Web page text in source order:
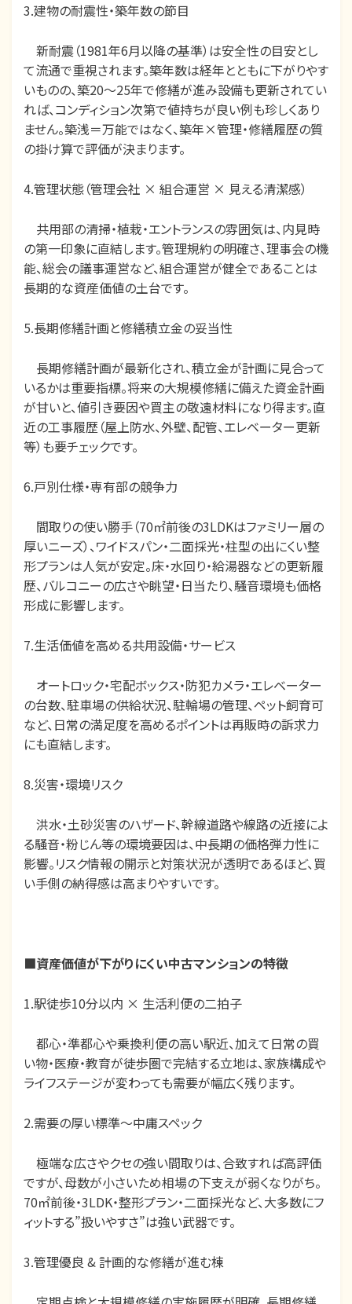
3.建物の耐震性・築年数の節目
新耐震（1981年6月以降の基準）は安全性の目安とし
て流通で重視されます。築年数は経年とともに下がりやす
いものの、築20～25年で修繕が進み設備も更新されてい
れば、コンディション次第で値持ちが良い例も珍しくあり
ません。築浅＝万能ではなく、築年×管理・修繕履歴の質
の掛け算で評価が決まります。
4.管理状態（管理会社 × 組合運営 × 見える清潔感）
共用部の清掃・植栽・エントランスの雰囲気は、内見時
の第一印象に直結します。管理規約の明確さ、理事会の機
能、総会の議事運営など、組合運営が健全であることは
長期的な資産価値の土台です。
5.長期修繕計画と修繕積立金の妥当性
長期修繕計画が最新化され、積立金が計画に見合って
いるかは重要指標。将来の大規模修繕に備えた資金計画
が甘いと、値引き要因や買主の敬遠材料になり得ます。直
近の工事履歴（屋上防水、外壁、配管、エレベーター更新
等）も要チェックです。
6.戸別仕様・専有部の競争力
間取りの使い勝手（70㎡前後の3LDKはファミリー層の
厚いニーズ）、ワイドスパン・二面採光・柱型の出にくい整
形プランは人気が安定。床・水回り・給湯器などの更新履
歴、バルコニーの広さや眺望・日当たり、騒音環境も価格
形成に影響します。
7.生活価値を高める共用設備・サービス
オートロック・宅配ボックス・防犯カメラ・エレベーター
の台数、駐車場の供給状況、駐輪場の管理、ペット飼育可
など、日常の満足度を高めるポイントは再販時の訴求力
にも直結します。
8.災害・環境リスク
洪水・土砂災害のハザード、幹線道路や線路の近接によ
る騒音・粉じん等の環境要因は、中長期の価格弾力性に
影響。リスク情報の開示と対策状況が透明であるほど、買
い手側の納得感は高まりやすいです。
■資産価値が下がりにくい中古マンションの特徴
1.駅徒歩10分以内 × 生活利便の二拍子
都心・準都心や乗換利便の高い駅近、加えて日常の買
い物・医療・教育が徒歩圏で完結する立地は、家族構成や
ライフステージが変わっても需要が幅広く残ります。
2.需要の厚い標準～中庸スペック
極端な広さやクセの強い間取りは、合致すれば高評価
ですが、母数が小さいため相場の下支えが弱くなりがち。
70㎡前後・3LDK・整形プラン・二面採光など、大多数にフ
ィットする”扱いやすさ”は強い武器です。
3.管理優良 & 計画的な修繕が進む棟